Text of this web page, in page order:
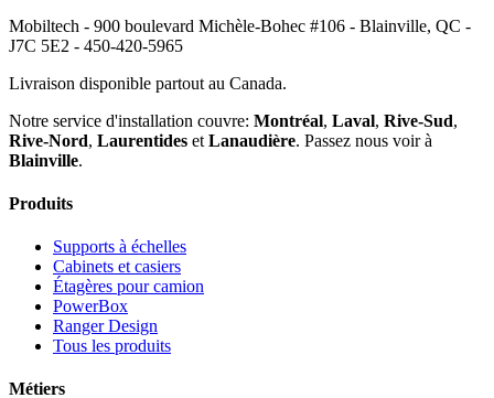
Mobiltech - 900 boulevard Michèle-Bohec #106 - Blainville, QC -
J7C 5E2 - 450-420-5965
Livraison disponible partout au Canada.
Notre service d'installation couvre: Montréal, Laval, Rive-Sud,
Rive-Nord, Laurentides et Lanaudière. Passez nous voir à
Blainville.
Produits
Supports à échelles
Cabinets et casiers
Étagères pour camion
PowerBox
Ranger Design
Tous les produits
Métiers